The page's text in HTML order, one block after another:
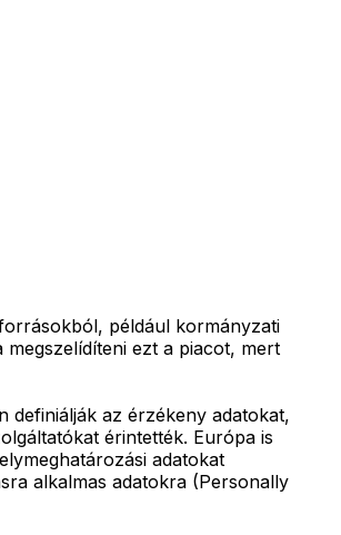
például kormányzati
ezt a piacot, mert
az érzékeny adatokat,
érintették. Európa is
adatokat
alkalmas adatokra (Personally